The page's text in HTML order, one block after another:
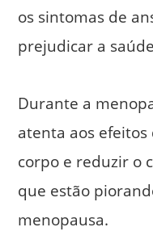
os sintomas de
prejudicar a
Durante a
atenta aos efeitos
corpo e reduzir o
que estão
menopausa.